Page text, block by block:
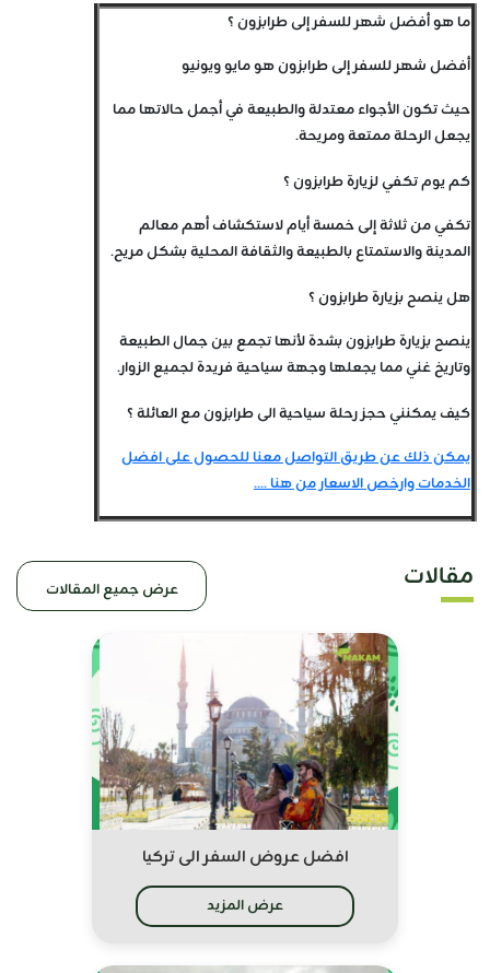
ما هو أفضل شهر للسفر إلى طرابزون ؟
أفضل شهر للسفر إلى طرابزون هو مايو ويونيو
حيث تكون الأجواء معتدلة والطبيعة في أجمل حالاتها مما
يجعل الرحلة ممتعة ومريحة.
كم يوم تكفي لزيارة طرابزون ؟
تكفي من ثلاثة إلى خمسة أيام لاستكشاف أهم معالم
المدينة والاستمتاع بالطبيعة والثقافة المحلية بشكل مريح.
هل ينصح بزيارة طرابزون ؟
ينصح بزيارة طرابزون بشدة لأنها تجمع بين جمال الطبيعة
وتاريخ غني مما يجعلها وجهة سياحية فريدة لجميع الزوار.
كيف يمكنني حجز رحلة سياحية الى طرابزون مع العائلة ؟
يمكن ذلك عن طريق التواصل معنا للحصول على افضل
الخدمات وارخص الاسعار من هنا ....
مقالات عرض جميع المقالات
افضل عروض السفر الى تركيا
عرض المزيد